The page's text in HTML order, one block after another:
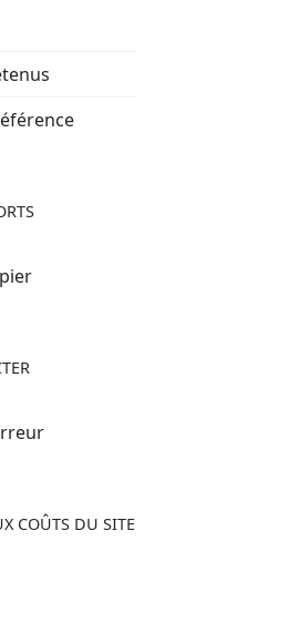
COÛTS DU SITE